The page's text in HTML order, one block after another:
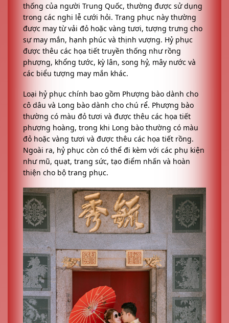
thống của người Trung Quốc, thường được sử dụng
trong các nghi lễ cưới hỏi. Trang phục này thường
được may từ vải đỏ hoặc vàng tươi, tượng trưng cho
sự may mắn, hạnh phúc và thịnh vượng. Hỷ phục
được thêu các họa tiết truyền thống như rồng
phượng, khổng tước, kỳ lân, song hỷ, mây nước và
các biểu tượng may mắn khác.
Loại hỷ phục chính bao gồm Phượng bào dành cho
cô dâu và Long bào dành cho chú rể. Phượng bào
thường có màu đỏ tươi và được thêu các họa tiết
phượng hoàng, trong khi Long bào thường có màu
đỏ hoặc vàng tươi và được thêu các họa tiết rồng.
Ngoài ra, hỷ phục còn có thể đi kèm với các phụ kiện
như mũ, quạt, trang sức, tạo điểm nhấn và hoàn
thiện cho bộ trang phục.